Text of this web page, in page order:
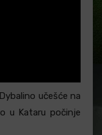
učešće na
u Kataru počinje